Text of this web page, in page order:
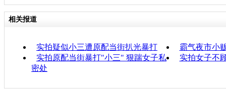
相关报道
实拍疑似小三遭原配当街扒光暴打
霸气夜市小
实拍原配当街暴打"小三" 狠踹女子私
密处
实拍女子不